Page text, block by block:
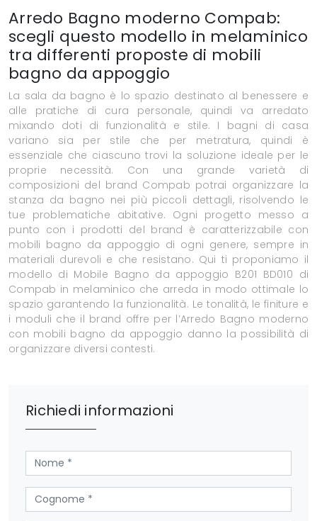
Arredo Bagno moderno Compab:
scegli questo modello in melaminico
tra differenti proposte di mobili
bagno da appoggio
La sala da bagno è lo spazio destinato al benessere e
alle pratiche di cura personale, quindi va arredato
mixando doti di funzionalità e stile. I bagni di casa
variano sia per stile che per metratura, quindi è
essenziale che ciascuno trovi la soluzione ideale per le
proprie necessità. Con una grande varietà di
composizioni del brand Compab potrai organizzare la
stanza da bagno nei più piccoli dettagli, risolvendo le
tue problematiche abitative. Ogni progetto messo a
punto con i prodotti del brand è caratterizzabile con
mobili bagno da appoggio di ogni genere, sempre in
materiali durevoli e che resistano. Qui ti proponiamo il
modello di Mobile Bagno da appoggio B201 BD010 di
Compab in melaminico che arreda in modo ottimale lo
spazio garantendo la funzionalità. Le tonalità, le finiture e
i moduli che il brand offre per l’Arredo Bagno moderno
con mobili bagno da appoggio danno la possibilità di
organizzare diversi contesti.
Richiedi informazioni